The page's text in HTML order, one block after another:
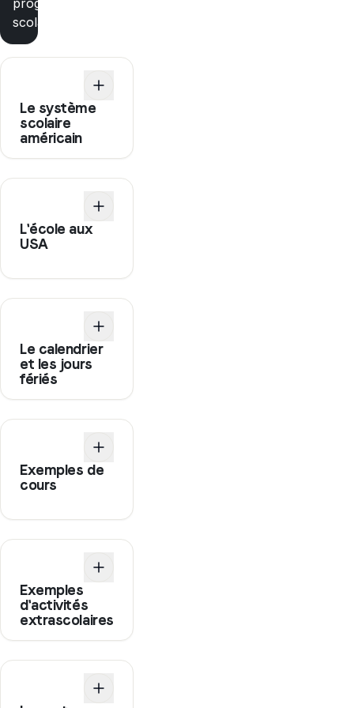
programme
scolaire
Le système
scolaire
américain
L'école aux
USA
Le calendrier
et les jours
fériés
Exemples de
cours
Exemples
d'activités
extrascolaires